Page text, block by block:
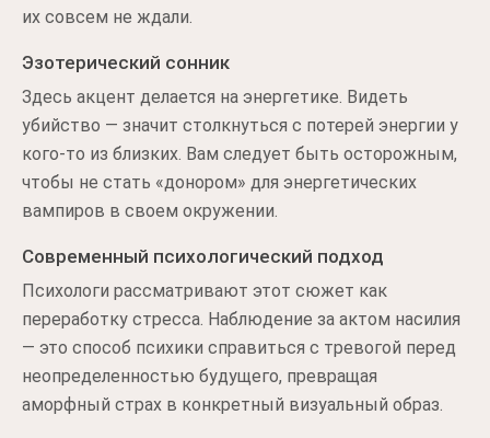
их совсем не ждали.
Эзотерический сонник
Здесь акцент делается на энергетике. Видеть
убийство — значит столкнуться с потерей энергии у
кого-то из близких. Вам следует быть осторожным,
чтобы не стать «донором» для энергетических
вампиров в своем окружении.
Современный психологический подход
Психологи рассматривают этот сюжет как
переработку стресса. Наблюдение за актом насилия
— это способ психики справиться с тревогой перед
неопределенностью будущего, превращая
аморфный страх в конкретный визуальный образ.